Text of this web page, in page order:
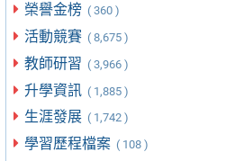
榮譽金榜 ( 360 )
活動競賽 ( 8,675 )
教師研習 ( 3,966 )
升學資訊 ( 1,885 )
生涯發展 ( 1,742 )
學習歷程檔案 ( 108 )